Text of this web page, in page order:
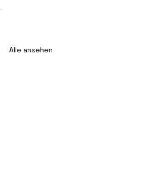
Alle ansehen